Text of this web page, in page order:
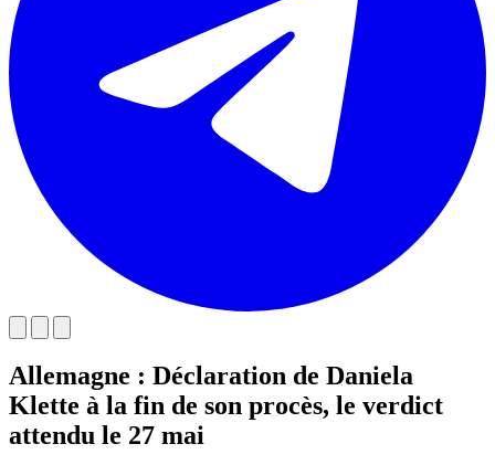
Allemagne : Déclaration de Daniela
Klette à la fin de son procès, le verdict
attendu le 27 mai